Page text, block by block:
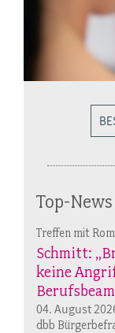
Top-
Treffen mit
Schmitt:
keine
04. August
dbb